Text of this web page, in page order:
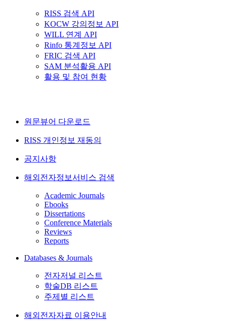
RISS 검색 API
KOCW 강의정보 API
WILL 연계 API
Rinfo 통계정보 API
FRIC 검색 API
SAM 분석활용 API
활용 및 참여 현황
원문뷰어 다운로드
RISS 개인정보 재동의
공지사항
해외전자정보서비스 검색
Academic Journals
Ebooks
Dissertations
Conference Materials
Reviews
Reports
Databases & Journals
전자저널 리스트
학술DB 리스트
주제별 리스트
해외전자자료 이용안내